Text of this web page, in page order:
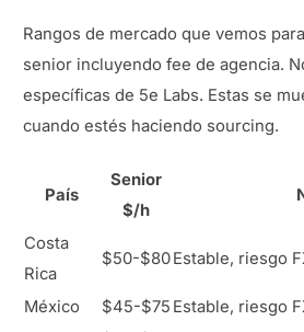
Rangos de mercado que vemos
senior incluyendo fee de agencia.
específicas de 5e Labs. Estas se
cuando estés haciendo sourcing.
País
Senior
$/h
Costa
Rica
$50-$80Estable, riesgo
México $45-$75 Estable, riesgo